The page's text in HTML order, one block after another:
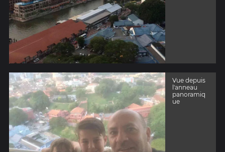
Vue depuis
l'anneau
panoramiq
ue